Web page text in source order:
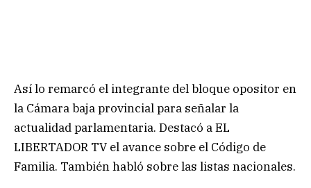
Así lo remarcó el integrante del bloque opositor en
la Cámara baja provincial para señalar la
actualidad parlamentaria. Destacó a EL
LIBERTADOR TV el avance sobre el Código de
Familia. También habló sobre las listas nacionales.